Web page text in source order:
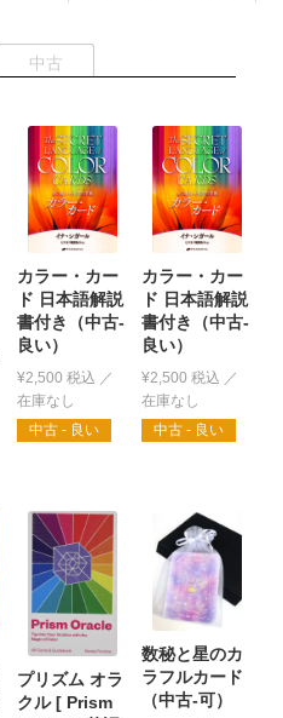
中古
カラー・カー
ド 日本語解説
書付き（中古-
良い）
¥2,500 税込
中古 - 良い
カラー・カー
ド 日本語解説
書付き（中古-
良い）
¥2,500 税込
中古 - 良い
プリズム オラ
クル [ Prism
数秘と星のカ
ラフルカード
（中古-可）